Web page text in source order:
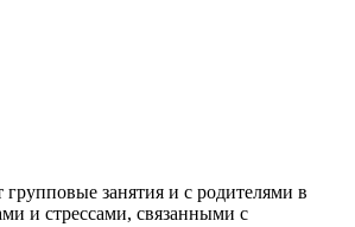
занятия и с родителями в
и стрессами, связанными с